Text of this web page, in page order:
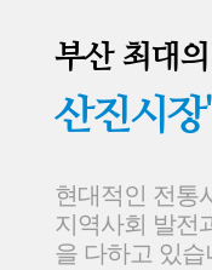
부산 최대
산진시장'
현대적인 전통
지역사회 발전
을 다하고 있습